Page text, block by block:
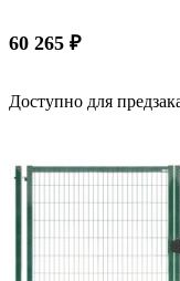
60 265 ₽
Доступно для